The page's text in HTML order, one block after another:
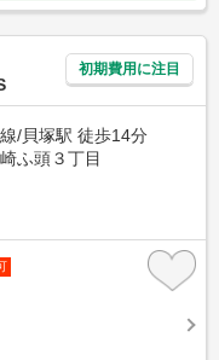
初期費用に注目
/貝塚駅 徒歩14分
ふ頭３丁目